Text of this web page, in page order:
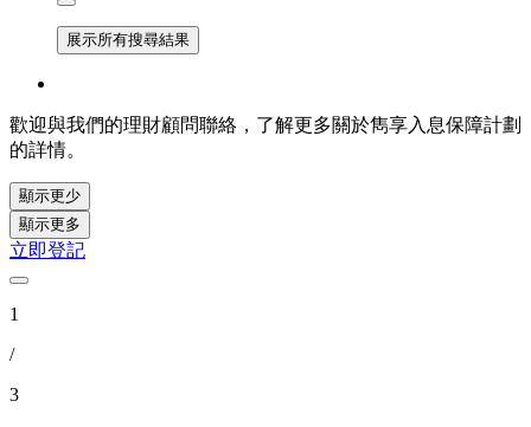
展示所有搜尋結果
歡迎與我們的理財顧問聯絡，了解更多關於雋享入息保障計劃
的詳情。
顯示更少
顯示更多
立即登記
1
/
3